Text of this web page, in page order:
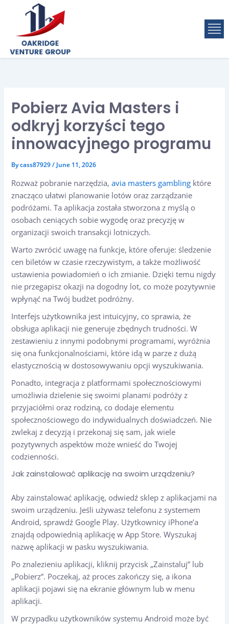
Pobierz Avia Masters i
odkryj korzyści tego
innowacyjnego programu
Bycass87929/ June 11, 2026
Rozważ pobranie narzędzia,avia masters gambling które
znacząco ułatwi planowanie lotów oraz zarządzanie
podróżami. Ta aplikacja została stworzona z myślą o
osobach ceniących sobie wygodę oraz precyzję w
organizacji swoich transakcji lotniczych.
Warto zwrócić uwagę na funkcje, które oferuje: śledzenie
cen biletów w czasie rzeczywistym, a także możliwość
ustawienia powiadomień o ich zmianie. Dzięki temu nigdy
nie przegapisz okazji na dogodny lot, co może pozytywnie
wpłynąć na Twój budżet podróżny.
Interfejs użytkownika jest intuicyjny, co sprawia, że
obsługa aplikacji nie generuje zbędnych trudności. W
zestawieniu z innymi podobnymi programami, wyróżnia
się ona funkcjonalnościami, które idą w parze z dużą
elastycznością w dostosowywaniu opcji wyszukiwania.
Ponadto, integracja z platformami społecznościowymi
umożliwia dzielenie się swoimi planami podróży z
przyjaciółmi oraz rodziną, co dodaje elementu
społecznościowego do indywidualnych doświadczeń. Nie
zwlekaj z decyzją i przekonaj się sam, jak wiele
pozytywnych aspektów może wnieść do Twojej
codzienności.
Jak zainstalować aplikację na swoim urządzeniu?
Aby zainstalować aplikację, odwiedź sklep z aplikacjami na
swoim urządzeniu. Jeśli używasz telefonu z systemem
Android, sprawdź Google Play. Użytkownicy iPhone’a
znajdą odpowiednią aplikację w App Store. Wyszukaj
nazwę aplikacji w pasku wyszukiwania.
Po znalezieniu aplikacji, kliknij przycisk „Zainstaluj” lub
„Pobierz”. Poczekaj, aż proces zakończy się, a ikona
aplikacji pojawi się na ekranie głównym lub w menu
aplikacji.
W przypadku użytkowników systemu Android może być